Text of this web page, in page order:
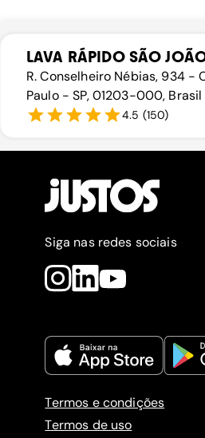
LAVA RÁPIDO SÃO
R. Conselheiro Nébias, 934 -
Paulo - SP, 01203-000, Brasil
4.5 (150)
Siga nas redes sociais
Termos e condições
Termos de uso